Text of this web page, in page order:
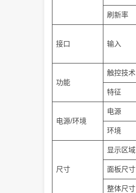
刷新率
接口 输入
功能
触控技术
特征
电源/环境
电源
环境
尺寸
显示区域
面板尺寸
整体尺寸